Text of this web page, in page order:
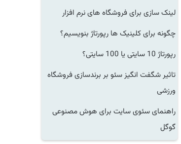
لینک سازی برای فروشگاه های نرم افزار
چگونه برای کلینیک ها رپورتاژ بنویسیم؟
رپورتاژ 10 سایتی یا 100 سایتی؟
تاثیر شگفت انگیز سئو بر برندسازی فروشگاه
ورزشی
راهنمای سئوی سایت برای هوش مصنوعی
گوگل